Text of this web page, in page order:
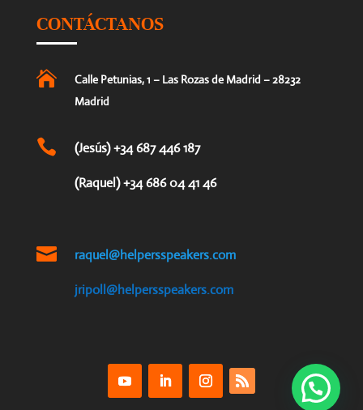
CONTÁCTANOS

Calle Petunias, 1 – Las Rozas de Madrid – 28232
Madrid
 (Jesús) +34 687 446 187
(Raquel) +34 686 04 41 46
 raquel@helpersspeakers.com
jripoll@helpersspeakers.com